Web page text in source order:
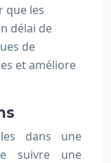
que les
délai de
de
et améliore
dans une
suivre une